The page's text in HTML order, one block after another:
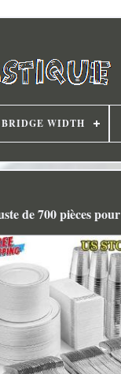
BRIDGE WIDTH
de 700 pièces